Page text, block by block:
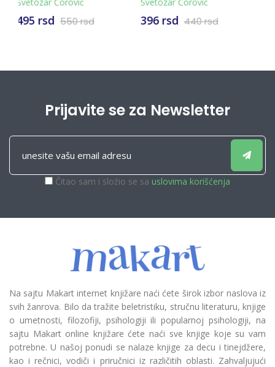
Svetozar Ćorović
396 rsd 440 rsd
Svetozar Ćorović
574 rsd 638 rsd
Prijavite se za Newsletter
Čitao sam i složio se sa uslovima korišćenja
Na sajtu Makart internet knjižare naći ćete širok izbor naslova iz
svih žanrova. Bilo da tražite beletristiku, stručnu literaturu, knjige
o umetnosti, filozofiji, psihologiji ili popularnoj psihologiji, na
sajtu Makart online knjižare ćete naći sve knjige koje su vam
potrebne. U našoj ponudi se nalaze knjige za decu i tinejdžere,
kao i rečnici, vodiči i priručnici iz različitih oblasti. Zahvaljujući